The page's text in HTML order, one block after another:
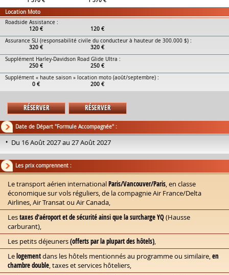
Location Moto
Roadside Assistance :
120 €
120 €
Assurance SLI (responsabilité civile du conducteur à hauteur de 300.000 $) :
320 €
320 €
Supplément Harley-Davidson Road Glide Ultra :
250 €
250 €
Supplément « haute saison » location moto (août/septembre) :
0 €
200 €
RÉSERVER RÉSERVER
Date de Départ "Formule Accompagnée" :
Du 16 Août 2027 au 27 Août 2027
Les prix comprennent :
Le transport aérien internationalParis/Vancouver/Paris, en classe
économique sur vols réguliers, de la compagnie Air France/Delta
Airlines, Air Transat ou Air Canada,
Lestaxes d'aéroport et de sécurité ainsi que la surcharge YQ(Hausse
carburant),
Les petits déjeuners(offerts par la plupart des hôtels),
Lelogementdans les hôtels mentionnés au programme ou similaire,en
chambre double, taxes et services hôteliers,